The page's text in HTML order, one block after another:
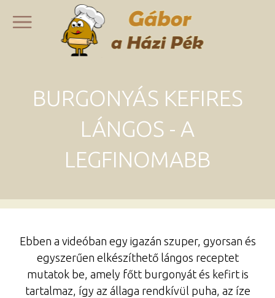
BURGONYÁS KEFIRES
LÁNGOS - A
LEGFINOMABB
Ebben a videóban egy igazán szuper, gyorsan és
egyszerűen elkészíthető lángos receptet
mutatok be, amely főtt burgonyát és kefirt is
tartalmaz, így az állaga rendkívül puha, az íze